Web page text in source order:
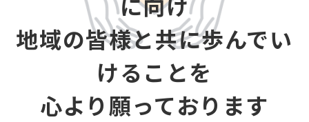
地域の皆様と共に歩んでい
けることを
心より願っております